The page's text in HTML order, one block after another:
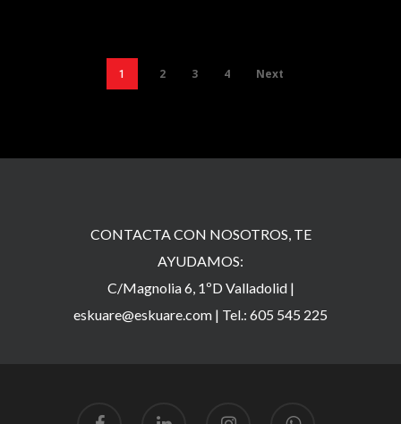
1 2 3 4 Next
CONTACTA CON NOSOTROS, TE
AYUDAMOS:
C/Magnolia 6, 1ºD Valladolid |
eskuare@eskuare.com | Tel.: 605 545 225